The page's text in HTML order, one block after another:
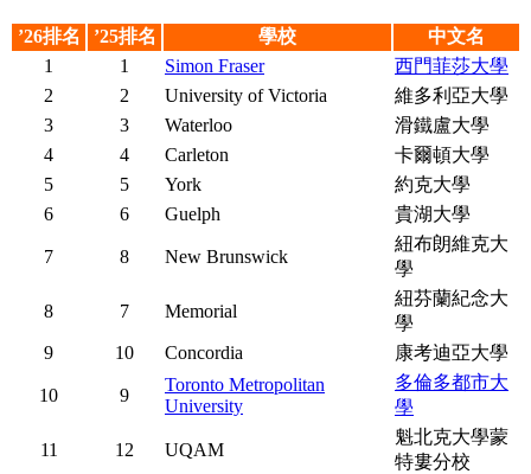
’26排名 ’25排名 學校
中文名
1
1 Simon Fraser
西門菲莎大學
2
2 University of Victoria
維多利亞大學
3
3 Waterloo
滑鐵盧大學
4
4 Carleton
卡爾頓大學
5
5 York
約克大學
6
6 Guelph 貴湖大學
7 8 New Brunswick
紐布朗維克大
學
8 7 Memorial
紐芬蘭紀念大
學
9
10 Concordia 康考迪亞大學
10 9
Toronto Metropolitan
University
多倫多都市大
學
11 12 UQAM
魁北克大學蒙
特婁分校